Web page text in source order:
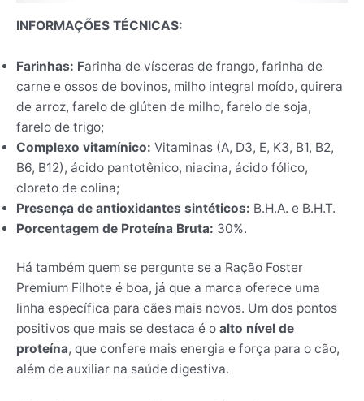
INFORMAÇÕES TÉCNICAS:
Farinhas: Farinha de vísceras de frango, farinha de
carne e ossos de bovinos, milho integral moído, quirera
de arroz, farelo de glúten de milho, farelo de soja,
farelo de trigo;
Complexo vitamínico: Vitaminas (A, D3, E, K3, B1, B2,
B6, B12), ácido pantotênico, niacina, ácido fólico,
cloreto de colina;
Presença de antioxidantes sintéticos: B.H.A. e B.H.T.
Porcentagem de Proteína Bruta: 30%.
Há também quem se pergunte se a Ração Foster
Premium Filhote é boa, já que a marca oferece uma
linha específica para cães mais novos. Um dos pontos
positivos que mais se destaca é o alto nível de
proteína, que confere mais energia e força para o cão,
além de auxiliar na saúde digestiva.